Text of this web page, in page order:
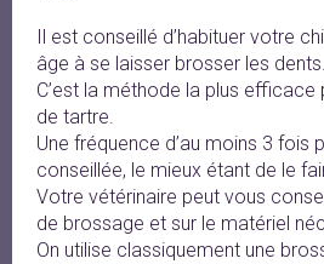
Il est conseillé d’habituer votre
âge à se laisser brosser les dents.
C’est la méthode la plus
de tartre.
Une fréquence d’au moins 3 fois
conseillée, le mieux étant de le
Votre vétérinaire peut vous
de brossage et sur le matériel
On utilise classiquement une